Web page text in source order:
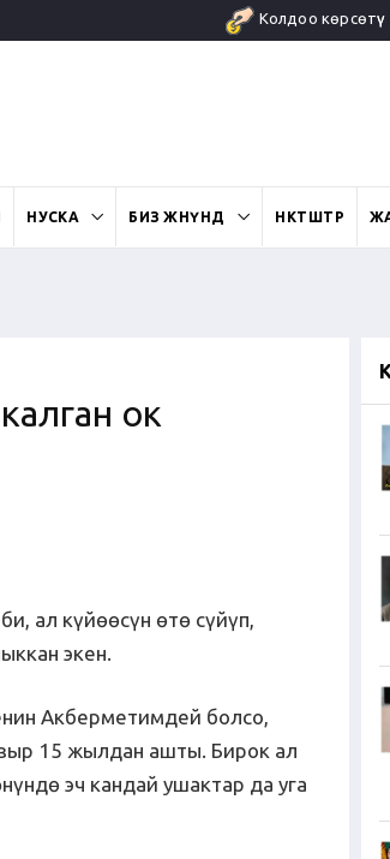
Колдоо көрсөтүү
НУСКА БИЗ ЖӨНҮНДӨ ӨНӨКТӨШТӨР
ок
ал күйөөсүн өтө сүйүп,
экен.
Акберметимдей болсо,
15 жылдан ашты. Бирок ал
эч кандай ушактар да уга